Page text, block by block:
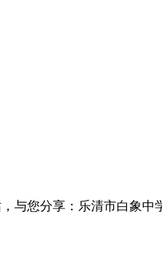
与您分享：乐清市白象中